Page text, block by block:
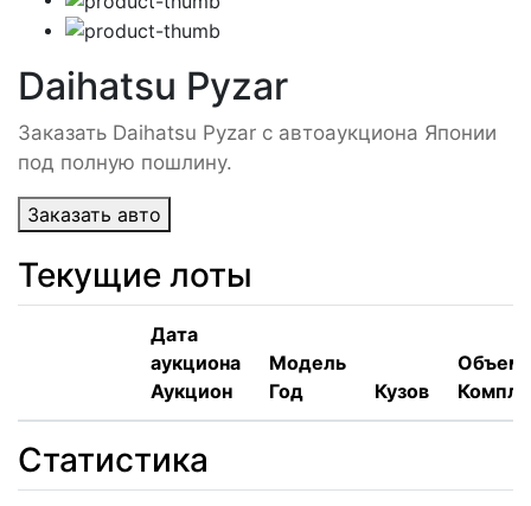
Daihatsu Pyzar
Заказать Daihatsu Pyzar с автоаукциона Японии
под полную пошлину.
Заказать авто
Текущие лоты
Дата
аукциона
Аукцион
Модель
Год
Кузов
Объем,
Статистика